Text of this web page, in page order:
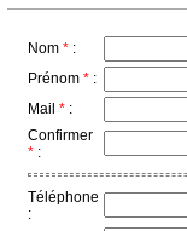
Nort
Erdre
TvLocale
France
Accueil
RUBRIQUES
Nom * :
Prénom * :
Mail * :
Confirmer
* :
Téléphone
: